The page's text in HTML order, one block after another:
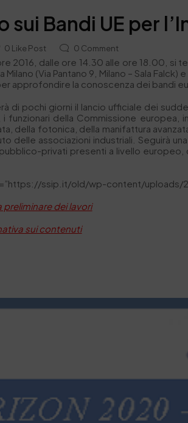
sui Bandi UE per
0 Like Post 0 Comment
2016, dalle ore 14.30 alle ore 18.00, si
(Via Pantano 9, Milano – Sala
approfondire la conoscenza dei bandi
di pochi giorni il lancio ufficiale dei
i funzionari della Commissione
della fotonica, della manifattura
delle associazioni industriali. Seguirà
privati presenti a livello
ssip.it/old/wp-content/uploads/
preliminare dei lavori
sui contenuti